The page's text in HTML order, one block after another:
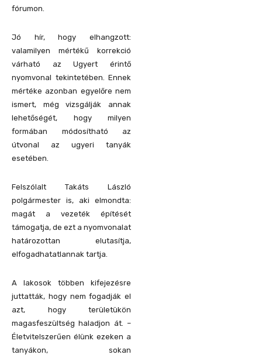
fórumon.
Jó hír, hogy elhangzott:
valamilyen mértékű korrekció
várható az Ugyert érintő
nyomvonal tekintetében. Ennek
mértéke azonban egyelőre nem
ismert, még vizsgálják annak
lehetőségét, hogy milyen
formában módosítható az
útvonal az ugyeri tanyák
esetében.
Felszólalt Takáts László
polgármester is, aki elmondta:
magát a vezeték építését
támogatja, de ezt a nyomvonalat
határozottan elutasítja,
elfogadhatatlannak tartja.
A lakosok többen kifejezésre
juttatták, hogy nem fogadják el
azt, hogy területükön
magasfeszültség haladjon át. –
Életvitelszerűen élünk ezeken a
tanyákon, sokan